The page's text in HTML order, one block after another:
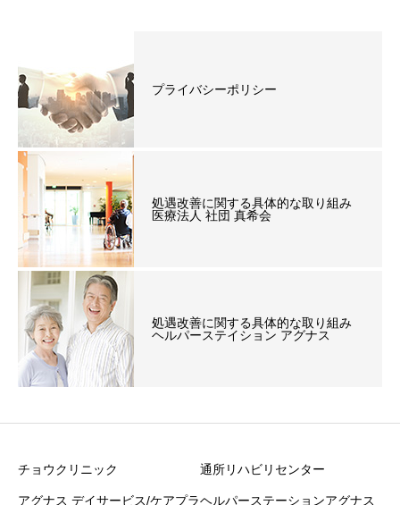
プライバシーポリシー
処遇改善に関する具体的な取り組み
医療法人 社団 真希会
処遇改善に関する具体的な取り組み
ヘルパーステイション アグナス
チョウクリニック 通所リハビリセンター
アグナス デイサービス/ケアプラヘルパーステーションアグナス